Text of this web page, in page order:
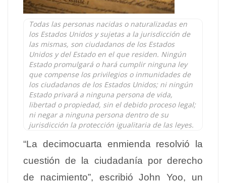
Todas las personas nacidas o naturalizadas en
los Estados Unidos y sujetas a la jurisdicción de
las mismas, son ciudadanos de los Estados
Unidos y del Estado en el que residen. Ningún
Estado promulgará o hará cumplir ninguna ley
que compense los privilegios o inmunidades de
los ciudadanos de los Estados Unidos; ni ningún
Estado privará a ninguna persona de vida,
libertad o propiedad, sin el debido proceso legal;
ni negar a ninguna persona dentro de su
jurisdicción la protección igualitaria de las leyes.
“La decimocuarta enmienda resolvió la
cuestión de la ciudadanía por derecho
de nacimiento”, escribió John Yoo, un